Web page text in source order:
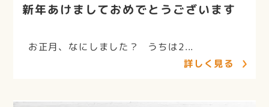
新年あけましておめでとうございます
お正月、なにしました？ うちは2...
詳しく見る